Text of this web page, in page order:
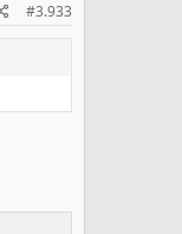
#3.933